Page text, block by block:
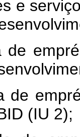
e
de
de
(IU 2);